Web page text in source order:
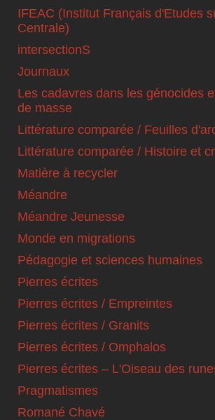
IFEAC (Institut Français d'Etudes
Centrale)
intersectionS
Journaux
Les cadavres dans les génocides
de masse
Littérature comparée / Feuilles
Littérature comparée / Histoire et
Matière à recycler
Méandre
Méandre Jeunesse
Monde en migrations
Pédagogie et sciences humaines
Pierres écrites
Pierres écrites / Empreintes
Pierres écrites / Granits
Pierres écrites / Omphalos
Pierres écrites – L'Oiseau des
Pragmatismes
Romané Chavé